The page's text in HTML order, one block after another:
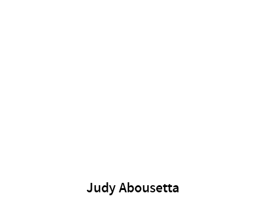
Judy Abousetta